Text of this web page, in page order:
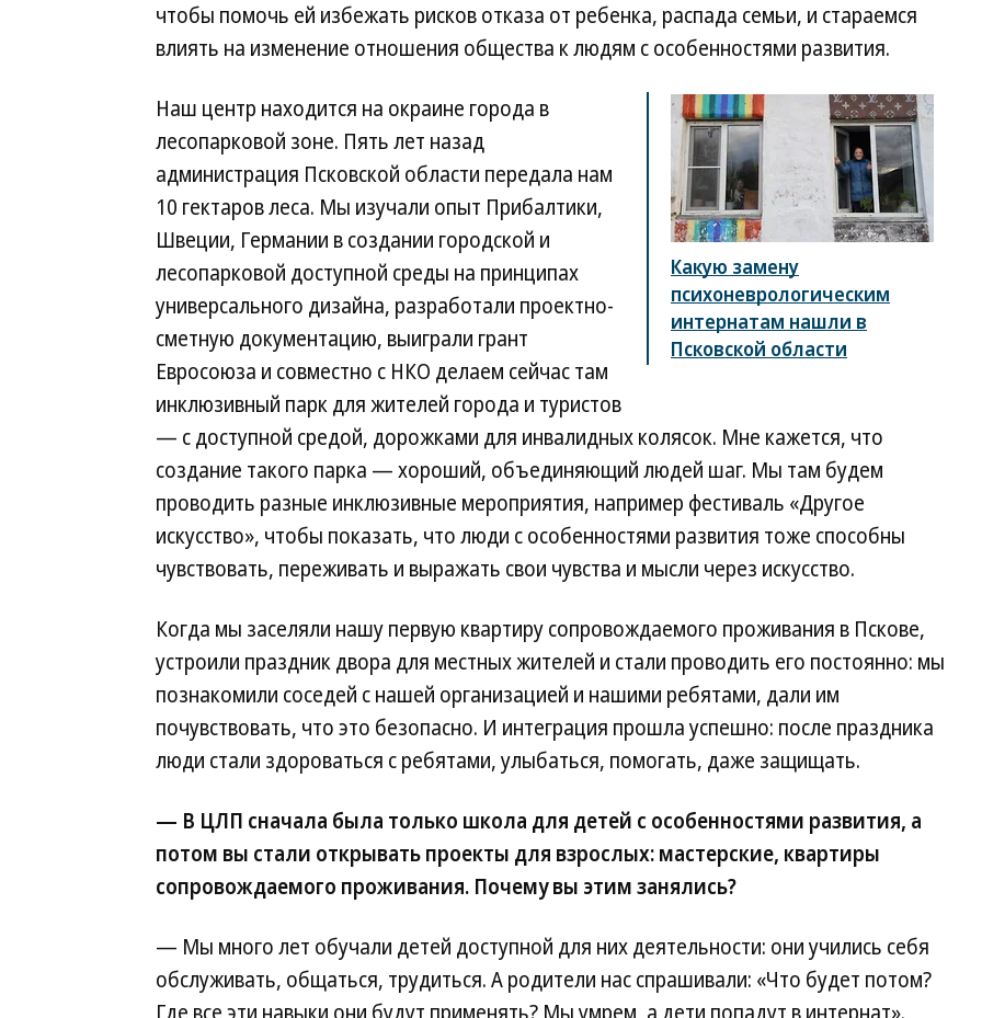
чтобы помочь ей избежать рисков отказа от ребенка, распада семьи, и стараемся
влиять на изменение отношения общества к людям с особенностями развития.
Какую замену
психоневрологическим
интернатам нашли в
Псковской области
Наш центр находится на окраине города в
лесопарковой зоне. Пять лет назад
администрация Псковской области передала нам
10 гектаров леса. Мы изучали опыт Прибалтики,
Швеции, Германии в создании городской и
лесопарковой доступной среды на принципах
универсального дизайна, разработали проектно-
сметную документацию, выиграли грант
Евросоюза и совместно с НКО делаем сейчас там
инклюзивный парк для жителей города и туристов
— с доступной средой, дорожками для инвалидных колясок. Мне кажется, что
создание такого парка — хороший, объединяющий людей шаг. Мы там будем
проводить разные инклюзивные мероприятия, например фестиваль «Другое
искусство», чтобы показать, что люди с особенностями развития тоже способны
чувствовать, переживать и выражать свои чувства и мысли через искусство.
Когда мы заселяли нашу первую квартиру сопровождаемого проживания в Пскове,
устроили праздник двора для местных жителей и стали проводить его постоянно: мы
познакомили соседей с нашей организацией и нашими ребятами, дали им
почувствовать, что это безопасно. И интеграция прошла успешно: после праздника
люди стали здороваться с ребятами, улыбаться, помогать, даже защищать.
— В ЦЛП сначала была только школа для детей с особенностями развития, а
потом вы стали открывать проекты для взрослых: мастерские, квартиры
сопровождаемого проживания. Почему вы этим занялись?
— Мы много лет обучали детей доступной для них деятельности: они учились себя
обслуживать, общаться, трудиться. А родители нас спрашивали: «Что будет потом?